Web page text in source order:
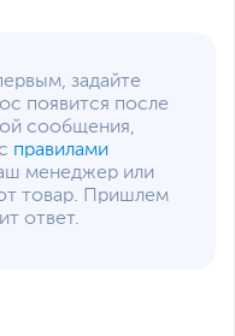
задайте
появится после
сообщения,
правилами
менеджер или
товар. Пришлем
ответ.